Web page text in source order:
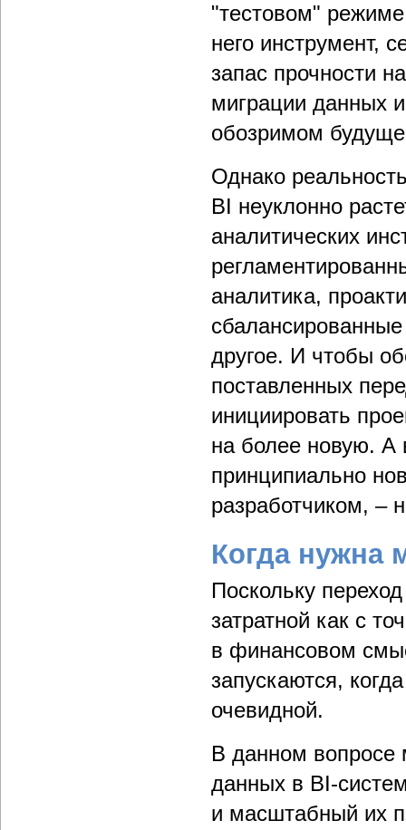
"тестовом"
него инструмент,
запас прочности
миграции данных
обозримом
Однако
BI неуклонно
аналитических
аналитика,
другое. И чтобы
поставленных
инициировать
на более новую. А
принципиально
разработчиком, –
Когда нужна
Поскольку
затратной как с
в финансовом
запускаются,
очевидной.
В данном вопросе
данных в BI-
и масштабный их